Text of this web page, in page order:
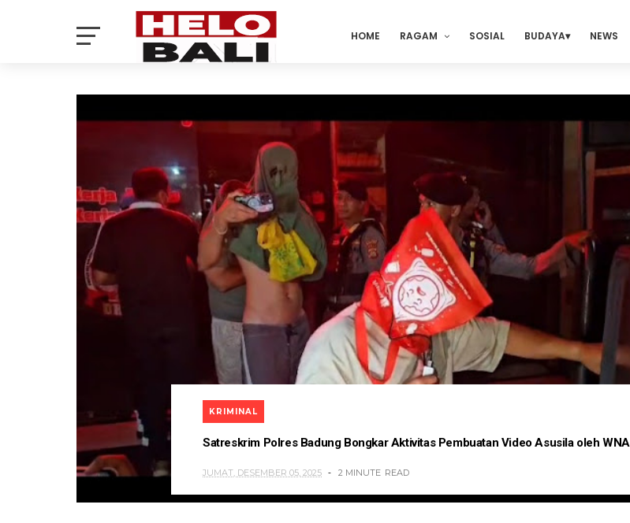
HOME RAGAM SOSIAL BUDAYA NEWS
KRIMINAL
Satreskrim Polres Badung Bongkar Aktivitas Pembuatan Video Asusila oleh WNA
JUMAT, DESEMBER 05, 2025 2 MINUTE READ